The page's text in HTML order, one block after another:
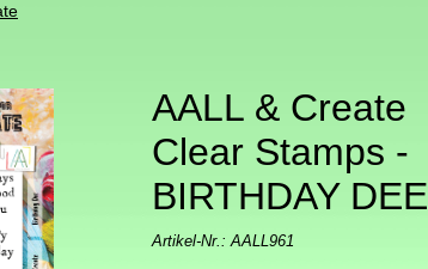
AALL & Create
Clear Stamps -
BIRTHDAY DEE
Artikel-Nr.:AALL961